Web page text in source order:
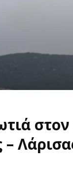
στον